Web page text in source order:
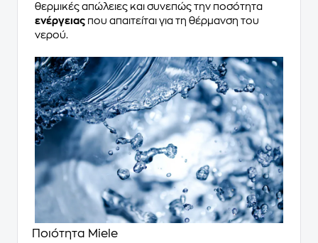
θερμικές απώλειες και συνεπώς την ποσότητα
ενέργειας που απαιτείται για τη θέρμανση του
νερού.
Ποιότητα Miele